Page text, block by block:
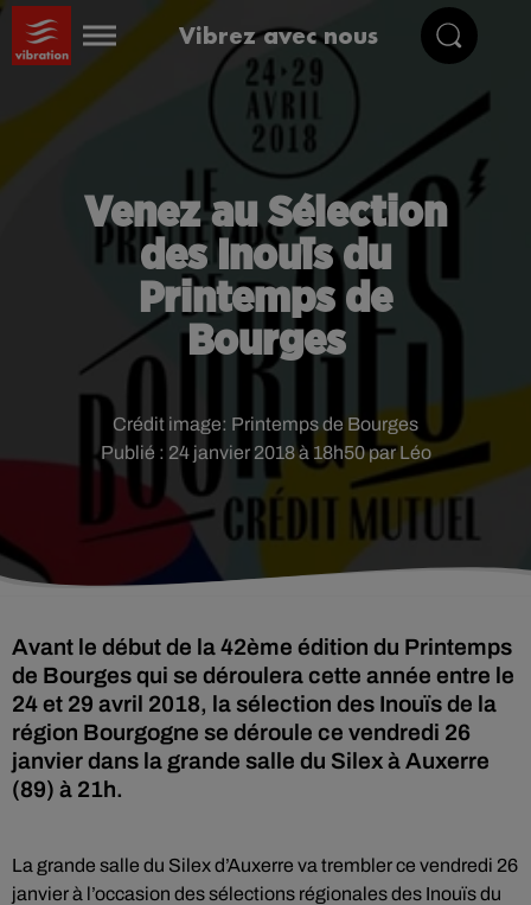
Vibrez avec nous
Venez au Sélection
des Inouïs du
Printemps de
Bourges
Publié : 24 janvier 2018 à 18h50 par Léo
Crédit image: Printemps de Bourges
Avant le début de la 42ème édition du Printemps
de Bourges qui se déroulera cette année entre le
24 et 29 avril 2018, la sélection des Inouïs de la
région Bourgogne se déroule ce vendredi 26
janvier dans la grande salle du Silex à Auxerre
(89) à 21h.
La grande salle du Silex d’Auxerre va trembler ce vendredi 26
janvier à l’occasion des sélections régionales des Inouïs du